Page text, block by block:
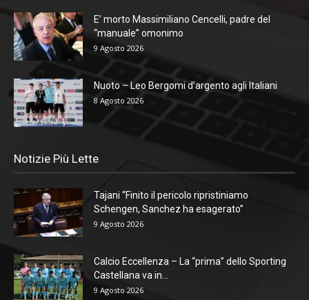
E’ morto Massimiliano Cencelli, padre del
“manuale” omonimo
9 Agosto 2026
Nuoto – Leo Bergomi d’argento agli Italiani
8 Agosto 2026
Notizie Più Lette
Tajani “Finito il pericolo ripristiniamo
Schengen, Sanchez ha esagerato”
9 Agosto 2026
Calcio Eccellenza – La “prima” dello Sporting
Castellana va in...
9 Agosto 2026